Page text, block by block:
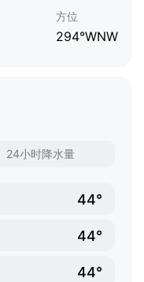
方位
294°WNW
24小时降水量
44°
44°
44°